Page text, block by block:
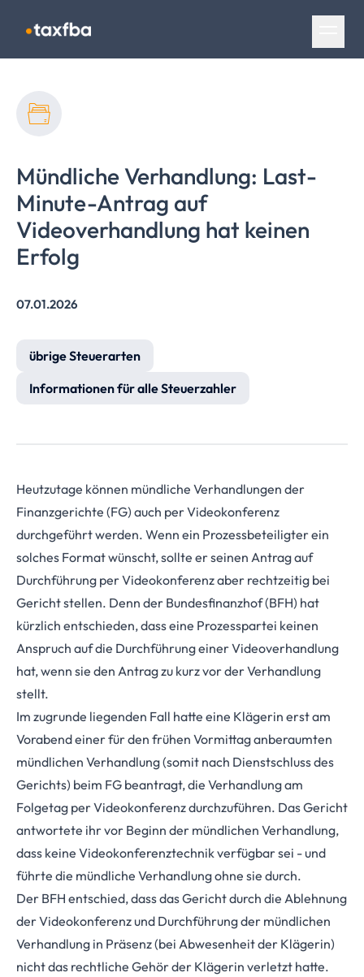
Navigation überspringen
Mündliche Verhandlung: Last-
Minute-Antrag auf
Videoverhandlung hat keinen
Erfolg
07.01.2026
übrige Steuerarten
Informationen für alle Steuerzahler
Heutzutage können mündliche Verhandlungen der
Finanzgerichte (FG) auch per Videokonferenz
durchgeführt werden. Wenn ein Prozessbeteiligter ein
solches Format wünscht, sollte er seinen Antrag auf
Durchführung per Videokonferenz aber rechtzeitig bei
Gericht stellen. Denn der Bundesfinanzhof (BFH) hat
kürzlich entschieden, dass eine Prozesspartei keinen
Anspruch auf die Durchführung einer Videoverhandlung
hat, wenn sie den Antrag zu kurz vor der Verhandlung
stellt.
Im zugrunde liegenden Fall hatte eine Klägerin erst am
Vorabend einer für den frühen Vormittag anberaumten
mündlichen Verhandlung (somit nach Dienstschluss des
Gerichts) beim FG beantragt, die Verhandlung am
Folgetag per Videokonferenz durchzuführen. Das Gericht
antwortete ihr vor Beginn der mündlichen Verhandlung,
dass keine Videokonferenztechnik verfügbar sei - und
führte die mündliche Verhandlung ohne sie durch.
Der BFH entschied, dass das Gericht durch die Ablehnung
der Videokonferenz und Durchführung der mündlichen
Verhandlung in Präsenz (bei Abwesenheit der Klägerin)
nicht das rechtliche Gehör der Klägerin verletzt hatte.